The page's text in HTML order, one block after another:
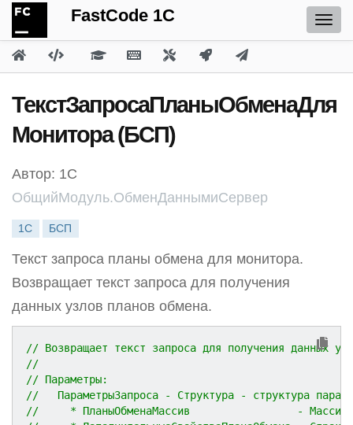
FastCode 1C
ТекстЗапросаПланыОбменаДля
Монитора (БСП)
Автор: 1С
ОбщийМодуль.ОбменДаннымиСервер
1С БСП
Текст запроса планы обмена для монитора.
Возвращает текст запроса для получения
данных узлов планов обмена.
// Возвращает текст запроса для получения данных
//
// Параметры:
//   ПараметрыЗапроса - Структура - структура
//     * ПланыОбменаМассив                 - Массив -